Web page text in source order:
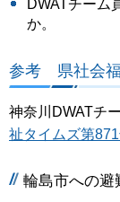
DWATチーム
か。
参考 県社会福
神奈川DWATチ
祉タイムズ第
輪島市への